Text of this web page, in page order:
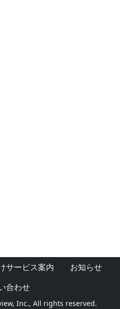
サービス案内
お知らせ
合わせ
Inc., All rights reserved.